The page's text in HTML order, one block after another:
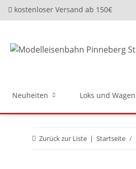
kostenloser Versand ab 150€
Neuheiten Loks und Wagen
Zurück zur Liste Startseite